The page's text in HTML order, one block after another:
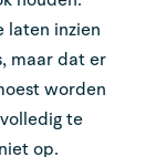
laten inzien
maar dat er
worden
te
op.